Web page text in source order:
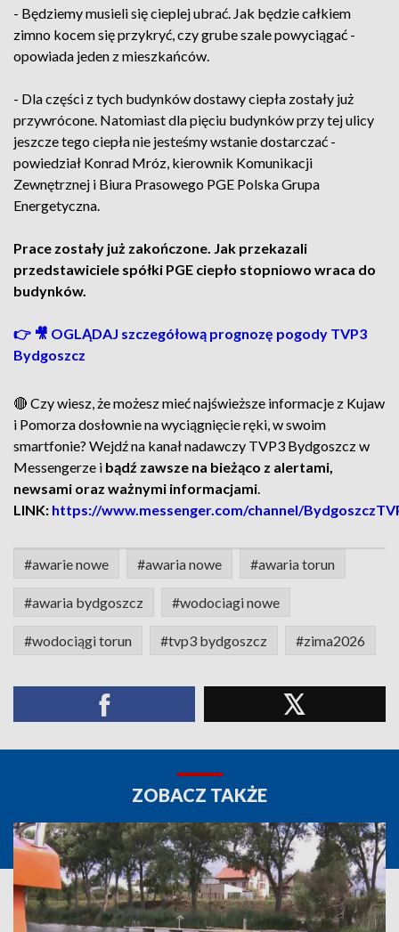
- Będziemy musieli się cieplej ubrać. Jak będzie całkiem
zimno kocem się przykryć, czy grube szale powyciągać -
opowiada jeden z mieszkańców.
- Dla części z tych budynków dostawy ciepła zostały już
przywrócone. Natomiast dla pięciu budynków przy tej ulicy
jeszcze tego ciepła nie jesteśmy wstanie dostarczać -
powiedział Konrad Mróz, kierownik Komunikacji
Zewnętrznej i Biura Prasowego PGE Polska Grupa
Energetyczna.
Prace zostały już zakończone. Jak przekazali
przedstawiciele spółki PGE ciepło stopniowo wraca do
budynków.
👉 🎥 OGLĄDAJ szczegółową prognozę pogody TVP3
Bydgoszcz
🔴 Czy wiesz, że możesz mieć najświeższe informacje z Kujaw
i Pomorza dosłownie na wyciągnięcie ręki, w swoim
smartfonie? Wejdź na kanał nadawczy TVP3 Bydgoszcz w
Messengerze i bądź zawsze na bieżąco z alertami,
newsami oraz ważnymi informacjami.
LINK: https://www.messenger.com/channel/
#awarie nowe #awaria nowe #awaria torun
#awaria bydgoszcz #wodociagi nowe
#wodociągi torun #tvp3 bydgoszcz #zima2026
ZOBACZ TAKŻE